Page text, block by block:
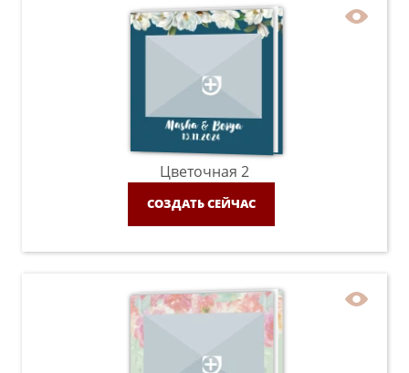
Цветочная 2
СОЗДАТЬ СЕЙЧАС